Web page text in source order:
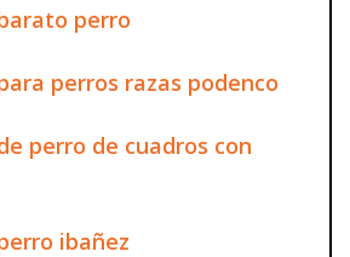
perro
perros razas podenco
perro de cuadros con
ibañez